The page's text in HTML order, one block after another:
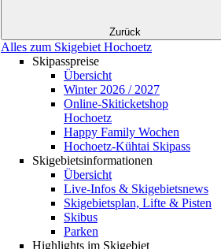
Zurück
Alles zum Skigebiet Hochoetz
Skipasspreise
Übersicht
Winter 2026 / 2027
Online-Skiticketshop
Hochoetz
Happy Family Wochen
Hochoetz-Kühtai Skipass
Skigebietsinformationen
Übersicht
Live-Infos & Skigebietsnews
Skigebietsplan, Lifte & Pisten
Skibus
Parken
Highlights im Skigebiet